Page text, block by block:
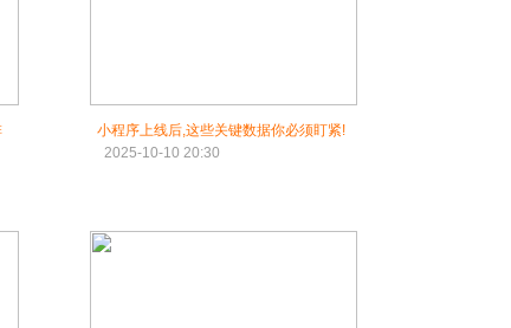
小程序上线后,这些关键数据你必须盯紧!
2025-10-10 20:30